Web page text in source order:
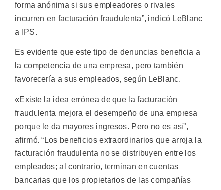
forma anónima si sus empleadores o rivales
incurren en facturación fraudulenta”, indicó LeBlanc
a IPS.
Es evidente que este tipo de denuncias beneficia a
la competencia de una empresa, pero también
favorecería a sus empleados, según LeBlanc.
«Existe la idea errónea de que la facturación
fraudulenta mejora el desempeño de una empresa
porque le da mayores ingresos. Pero no es así”,
afirmó. “Los beneficios extraordinarios que arroja la
facturación fraudulenta no se distribuyen entre los
empleados; al contrario, terminan en cuentas
bancarias que los propietarios de las compañías